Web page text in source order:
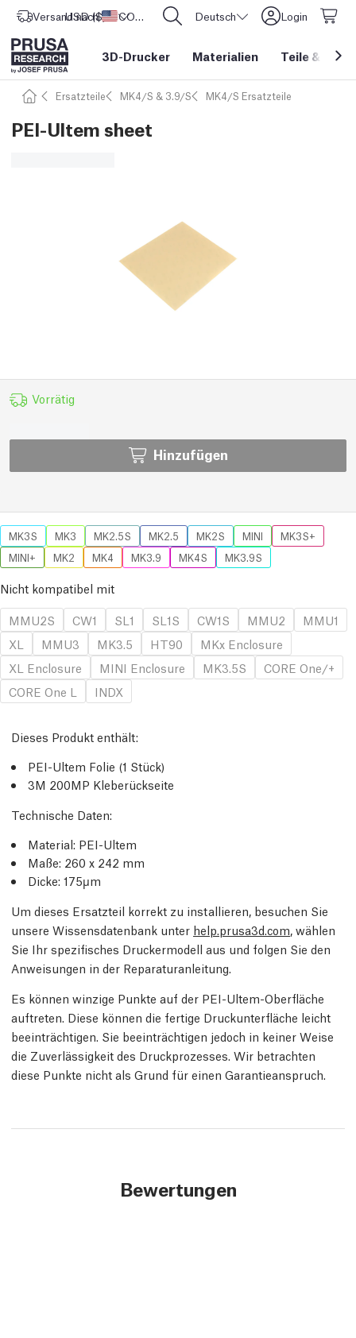
Versand nach Vereinigte Staaten
USD ($) CORE One L: Jetzt auf Lager! Deutsch Login
3D-Drucker Materialien Teile &
Ersatzteile MK4/S & 3.9/S MK4/S Ersatzteile
PEI-Ultem sheet
Vorrätig
Hinzufügen
MK3S MK3 MK2.5S MK2.5 MK2S MINI
MK3S+
MINI+
MK2 MK4 MK3.9 MK4S MK3.9S
Nicht kompatibel mit
MMU2S
CW1 SL1 SL1S CW1S MMU2
MMU1
XL
MMU3 MK3.5 HT90
MKx Enclosure
XL Enclosure
MINI Enclosure MK3.5S
CORE One/+
CORE One L
INDX
Dieses Produkt enthält:
PEI-Ultem Folie (1 Stück)
3M 200MP Kleberückseite
Technische Daten:
Material: PEI-Ultem
Maße: 260 x 242 mm
Dicke: 175µm
Um dieses Ersatzteil korrekt zu installieren, besuchen Sie
unsere Wissensdatenbank unter help.prusa3d.com, wählen
Sie Ihr spezifisches Druckermodell aus und folgen Sie den
Anweisungen in der Reparaturanleitung.
Es können winzige Punkte auf der PEI-Ultem-Oberfläche
auftreten. Diese können die fertige Druckunterfläche leicht
beeinträchtigen. Sie beeinträchtigen jedoch in keiner Weise
die Zuverlässigkeit des Druckprozesses. Wir betrachten
diese Punkte nicht als Grund für einen Garantieanspruch.
Bewertungen